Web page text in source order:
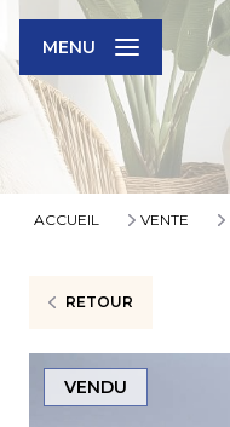
MENU
ACCUEIL VENTE
RETOUR
VENDU